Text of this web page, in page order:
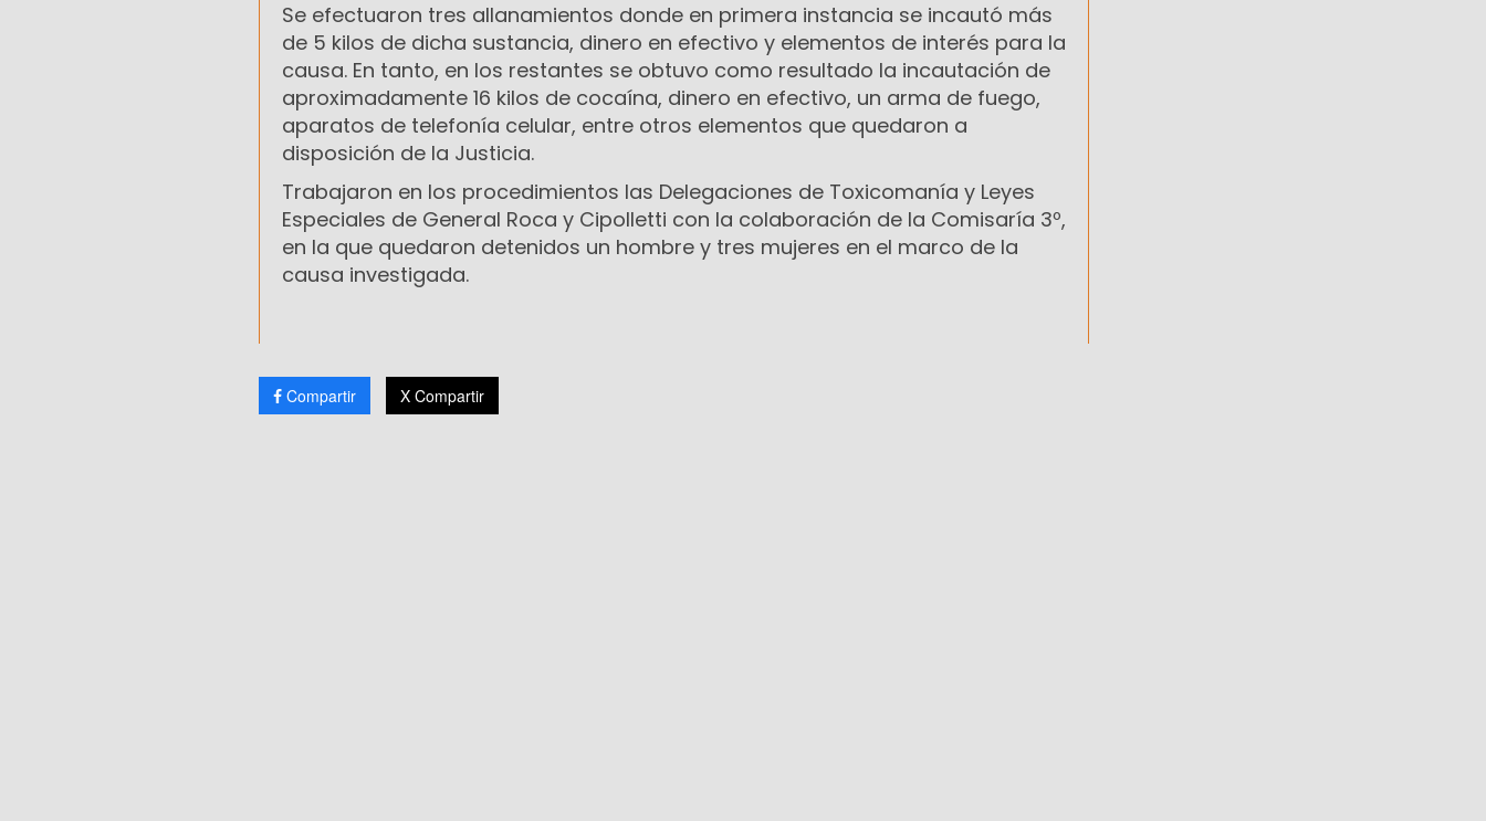
Se efectuaron tres allanamientos donde en primera instancia se incautó más
de 5 kilos de dicha sustancia, dinero en efectivo y elementos de interés para la
causa. En tanto, en los restantes se obtuvo como resultado la incautación de
aproximadamente 16 kilos de cocaína, dinero en efectivo, un arma de fuego,
aparatos de telefonía celular, entre otros elementos que quedaron a
disposición de la Justicia.
Trabajaron en los procedimientos las Delegaciones de Toxicomanía y Leyes
Especiales de General Roca y Cipolletti con la colaboración de la Comisaría 3º,
en la que quedaron detenidos un hombre y tres mujeres en el marco de la
causa investigada.
Compartir X Compartir